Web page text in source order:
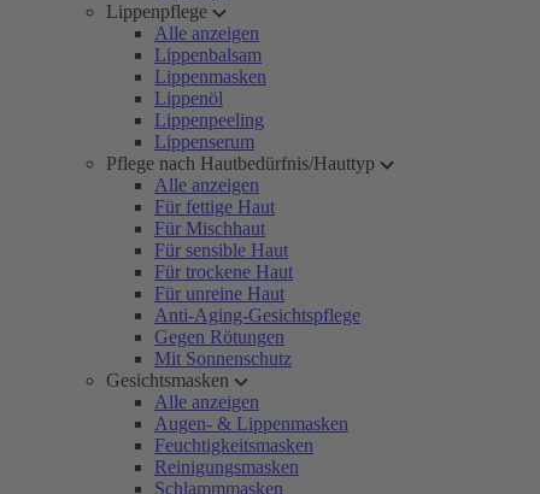
Lippenpflege
Alle anzeigen
Lippenbalsam
Lippenmasken
Lippenöl
Lippenpeeling
Lippenserum
Pflege nach Hautbedürfnis/Hauttyp
Alle anzeigen
Für fettige Haut
Für Mischhaut
Für sensible Haut
Für trockene Haut
Für unreine Haut
Anti-Aging-Gesichtspflege
Gegen Rötungen
Mit Sonnenschutz
Gesichtsmasken
Alle anzeigen
Augen- & Lippenmasken
Feuchtigkeitsmasken
Reinigungsmasken
Schlammmasken